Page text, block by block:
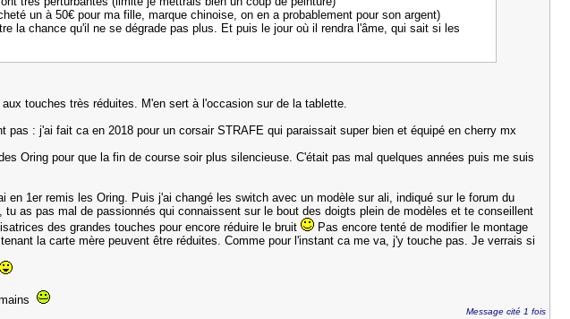
un à 50€ pour ma fille, marque chinoise, on en a probablement pour son argent)
la chance qu'il ne se dégrade pas plus. Et puis le jour où il rendra l'âme, qui sait si les
touches très réduites. M'en sert à l'occasion sur de la tablette.
: j'ai fait ca en 2018 pour un corsair STRAFE qui paraissait super bien et équipé en cherry mx
Oring pour que la fin de course soir plus silencieuse. C'était pas mal quelques années puis me suis
1er remis les Oring. Puis j'ai changé les switch avec un modèle sur ali, indiqué sur le forum du
as pas mal de passionnés qui connaissent sur le bout des doigts plein de modèles et te conseillent
des grandes touches pour encore réduire le bruit
Pas encore tenté de modifier le montage
la carte mère peuvent être réduites. Comme pour l'instant ca me va, j'y touche pas. Je verrais si
mains
Message cité 1 fois